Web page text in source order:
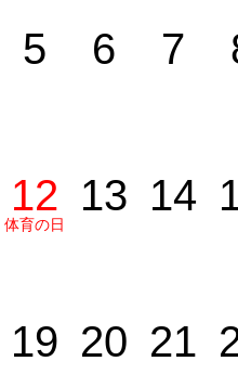
5 6 7
12
体育の日
13 14
19 20 21